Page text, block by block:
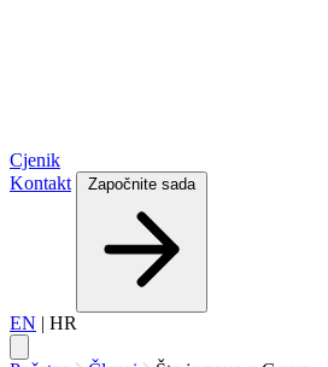
Cjenik
Kontakt
Započnite sada
EN | HR